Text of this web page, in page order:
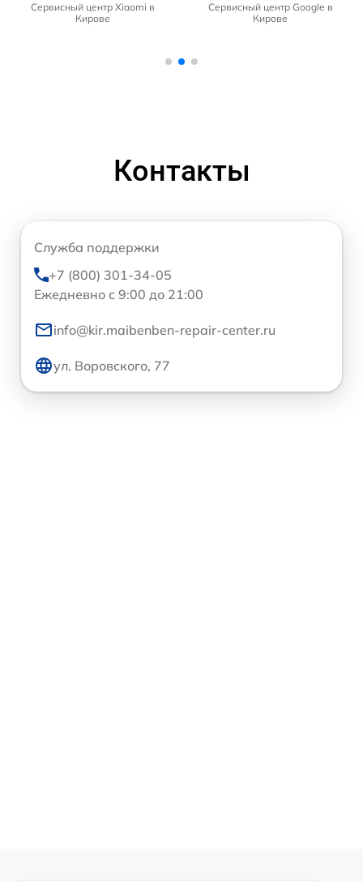
Сервисный центр Xiaomi в
Кирове
Сервисный центр Google в
Кирове
Контакты
Служба поддержки
+7 (800) 301-34-05
Ежедневно с 9:00 до 21:00
info@kir.maibenben-repair-center.ru
ул. Воровского, 77